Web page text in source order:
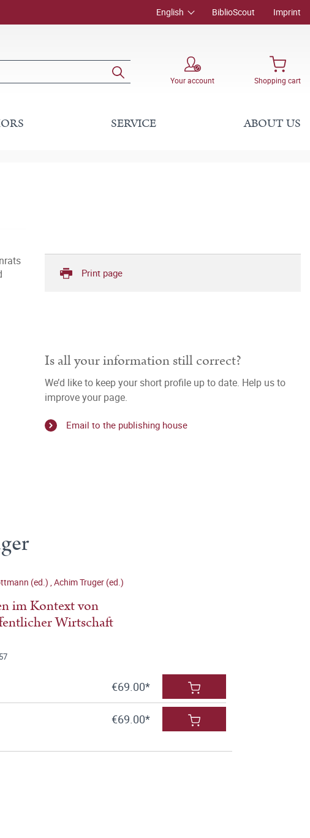
English BiblioScout Imprint
Your account Shopping cart
SERVICE ABOUT US
Print page
Is all your information still correct?
We’d like to keep your short profile up to date. Help us to
improve your page.
Email to the publishing house
(ed.) ,Achim Truger (ed.)
im Kontext von
Wirtschaft
€69.00*
€69.00*